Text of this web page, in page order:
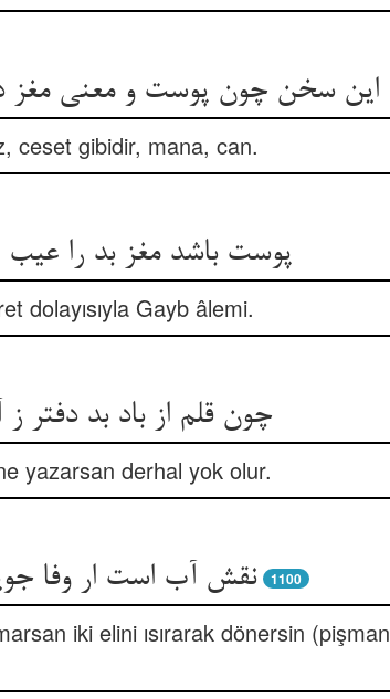
این سخن چون پوست و معنی مغز دان ** این سخن چون نقش و معنی همچو جان‌‌
ceset gibidir, mana, can.
پوست باشد مغز بد را عیب پوش ** مغز نیکو را ز غیرت غیب پوش‌‌
dolayısıyla Gayb âlemi.
yazarsan derhal yok olur.
1100
iki elini ısırarak dönersin (pişman